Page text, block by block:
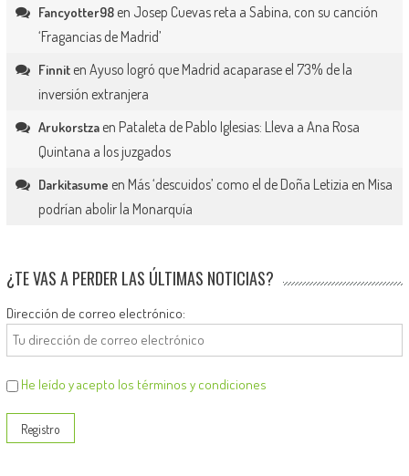
Fancyotter98en Josep Cuevas reta a Sabina, con su canción
‘Fragancias de Madrid’
Finniten Ayuso logró que Madrid acaparase el 73% de la
inversión extranjera
Arukorstzaen Pataleta de Pablo Iglesias: Lleva a Ana Rosa
Quintana a los juzgados
Darkitasume en Más ‘descuidos’ como el de Doña Letizia en Misa
podrían abolir la Monarquía
¿TE VAS A PERDER LAS ÚLTIMAS NOTICIAS?
Dirección de correo electrónico:
He leído y acepto los términos y condiciones